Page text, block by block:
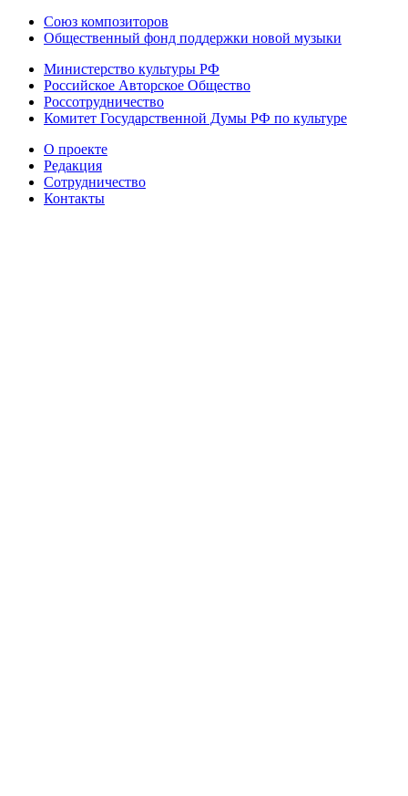
Союз композиторов
Общественный фонд поддержки новой музыки
Министерство культуры РФ
Российское Авторское Общество
Россотрудничество
Комитет Государственной Думы РФ по культуре
О проекте
Редакция
Сотрудничество
Контакты